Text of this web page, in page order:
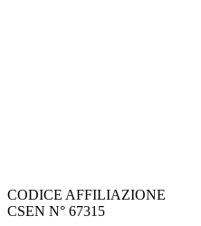
CODICE AFFILIAZIONE
CSEN N° 67315